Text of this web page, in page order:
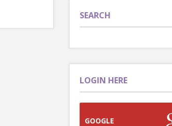
SEARCH
LOGIN HERE
GOOGLE